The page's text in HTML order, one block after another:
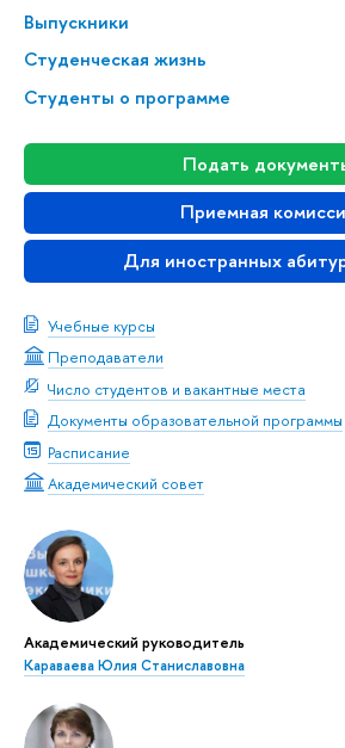
Выпускники
Студенческая жизнь
Студенты о программе
Подать
Приемная
Для иностранных
Учебные курсы
Преподаватели
Число студентов и вакантные места
Документы образовательной программы
Расписание
Академический совет
Академический руководитель
Караваева Юлия Станиславовна